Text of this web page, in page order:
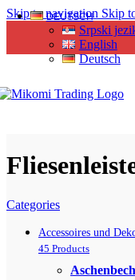
Skip to navigation Skip
DEUTSCH
Srpski
English
Deutsch
Categories
Accessoires und
45 Products